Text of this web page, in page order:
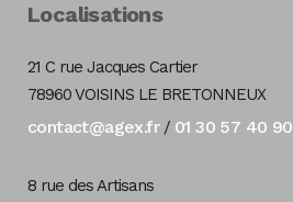
Localisations
21 C rue Jacques Cartier
78960 VOISINS LE BRETONNEUX
contact@agex.fr/ 01 30 57 40 90
8 rue des Artisans